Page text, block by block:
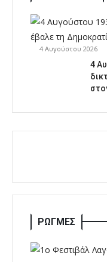
4 Αυγούστου 2026
4
ΡΩΓΜΕΣ